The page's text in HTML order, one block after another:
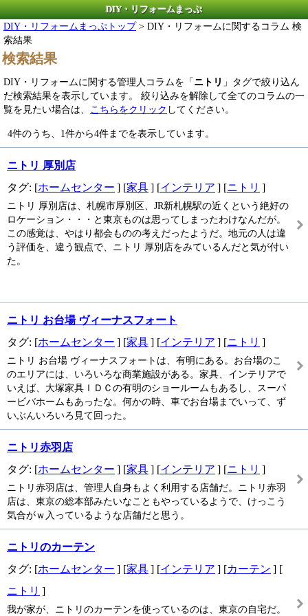
DIY・リフォームまっぷ
DIY・リフォームまっぷトップ> DIY・リフォームに関するコラム 検
索結果
検索結果
DIY・リフォームに関する管理人コラムを「ニトリ 」タグで絞り込ん
だ検索結果を表示しています。 絞り込みを解除して全てのコラムの一
覧を見たい場合は、
こちらをクリック してください。
4件のうち、1件から4件までを表示しています。
ニトリ 厚別店
タグ: [ホームセンター ] [家具] [インテリア ] [ニトリ ]
ニトリ 厚別店は、札幌市厚別区、JR新札幌駅の近くという絶好の
ロケーション・・・と東京ものは思ってしまったわけなんだが。
この感覚は、やはり都会ものの考えだったようだ。地元の人は違
う評価を、違う観点で、ニトリ 厚別店をみているんだと気が付い
た。
ニトリ お台場 ヴィーナスフォート
タグ: [ホームセンター ] [家具] [インテリア ] [ニトリ ]
ニトリ お台場 ヴィーナスフォートは、有明にある。お台場のこ
のエリアには、いろいろな商業施設がある。家具、インテリアで
いえば、大塚家具ＩＤＣの有明のショールームもあるし、スーパ
ービバホームもあったな。何かの時、車でお台場までいって、ず
いぶんいろいろ見て回った。
ニトリ赤羽店
タグ: [ホームセンター ] [家具] [インテリア ] [ニトリ ]
ニトリ赤羽店は、管理人自身もよく利用する店舗だ。ニトリ赤羽
店は、東京の総本部みたいなこともやっているようで、けっこう
気合がｗ入っているような店舗だと思う。
ニトリのカーテン
タグ: [ホームセンター ] [家具] [インテリア ] [カーテン ] [
ニトリ ]
我が家が、ニトリのカーテンを使っているのは、東京の自宅だ。